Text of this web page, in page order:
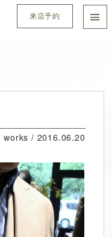
来店予約
works / 2016.06.20